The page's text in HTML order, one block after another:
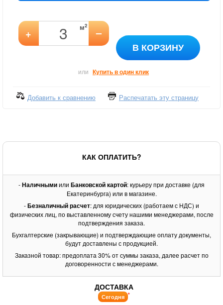
+ м2 –
В КОРЗИНУ
или Купить в один клик
Добавить к сравнению Распечатать эту страницу
КАК ОПЛАТИТЬ?
-Наличнымиили Банковской картой: курьеру при доставке (для
Екатеринбурга) или в магазине.
-Безналичный расчет: для юридических (работаем с НДС) и
физических лиц, по выставленному счету нашими менеджерами, после
подтверждения заказа.
Бухгалтерские (закрывающие) и подтверждающие оплату документы,
будут доставлены с продукцией.
Заказной товар: предоплата 30% от суммы заказа, далее расчет по
договоренности с менеджерами.
ДОСТАВКА
Сегодня *